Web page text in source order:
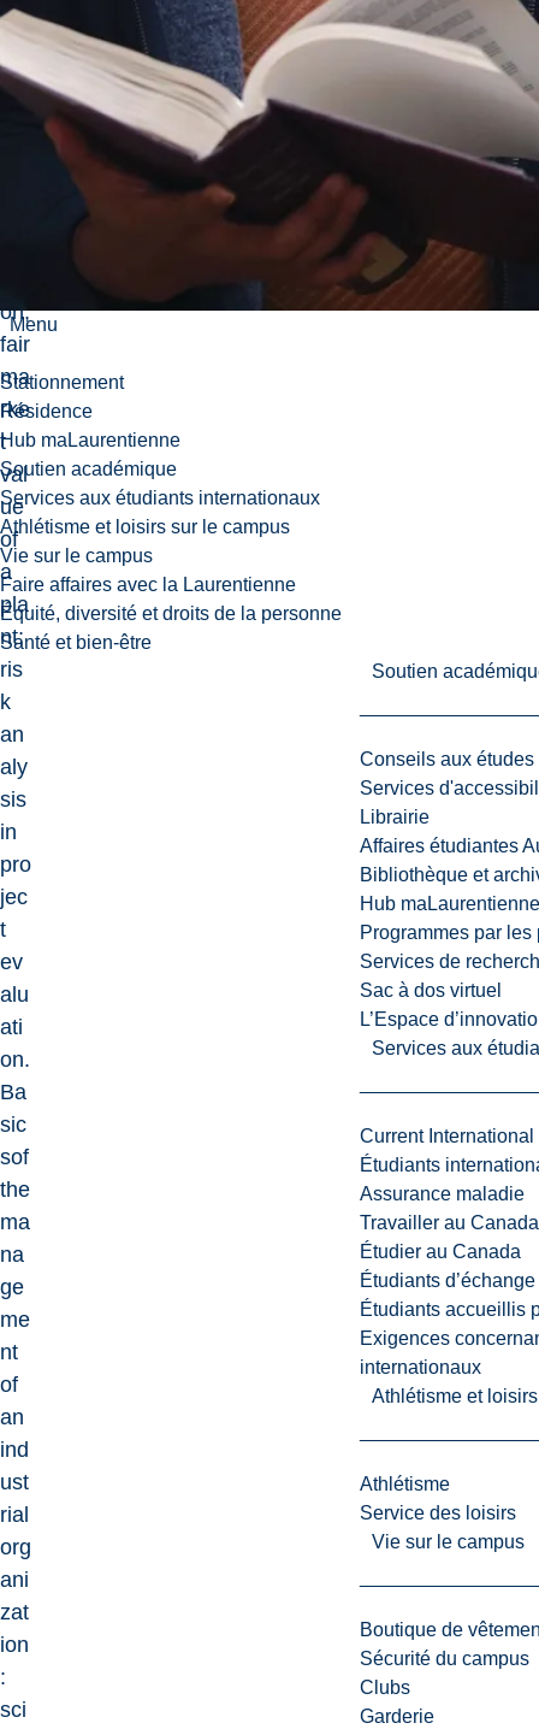
Menu
Stationnement
Résidence
Hub maLaurentienne
Soutien académique
Services aux étudiants internationaux
Athlétisme et loisirs sur le campus
Vie sur le campus
Faire affaires avec la Laurentienne
Équité, diversité et droits de la personne
Santé et bien-être
Soutien
Conseils aux études
Services
Librairie
Affaires étudiantes
Bibliothèque et
Hub maLaurentienne
Programmes par les
Services de
Sac à dos virtuel
L’Espace
Services aux
Current International
Étudiants
Assurance maladie
Travailler au Canada
Étudier au Canada
Étudiants
Étudiants accueillis
Exigences
internationaux
Athlétisme et
Athlétisme
Service des loisirs
Vie sur le campus
Boutique de
Sécurité du campus
Clubs
Garderie
mi
opt
on;
fair
ma
rke
t
val
ue
of
a
pla
nt;
ris
k
an
aly
sis
in
pro
jec
t
ev
alu
ati
on.
Ba
sic
sof
the
ma
na
ge
me
nt
of
an
ind
ust
rial
org
ani
zat
ion
:
sci